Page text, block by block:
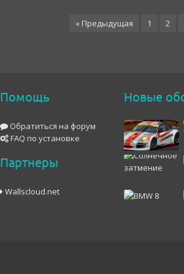
« Предыдущая 1 2
Помощь
Обратиться на форум
FAQ по установке
Партнеры
Wallscloud.net
Новые